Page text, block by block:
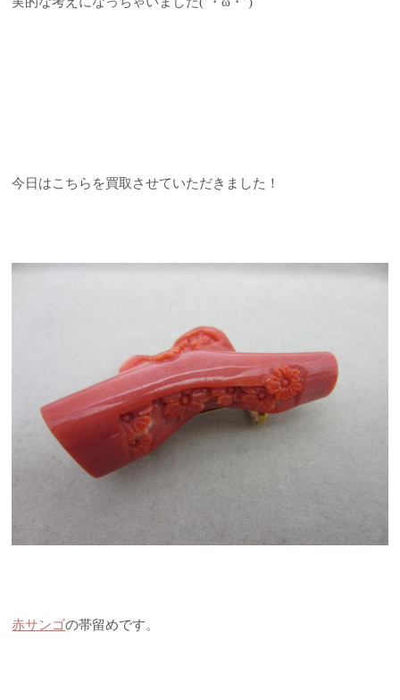
今日はこちらを買取させていただきました！
赤サンゴの帯留めです。